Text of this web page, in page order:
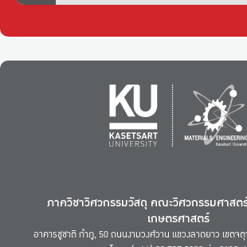
ภาควิชาวิศวกรรมวัสดุ คณะวิศวกรรมศาส
เกษตรศาสตร์
อาคารชูชาติ กำภู, 50 ถนนงามวงศ์วาน แขวงลาดยาว เขตจ